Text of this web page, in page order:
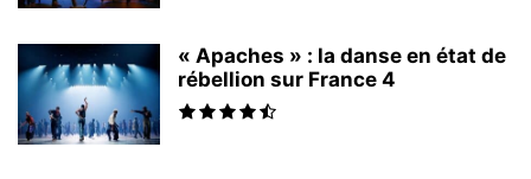
« Apaches » : la danse en état de
rébellion sur France 4